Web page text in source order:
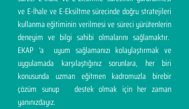
ve E-İhale ve E-Eksiltme sürecinde doğru stratejileri
kullanma eğitiminin verilmesi ve süreci yürütenlerin
deneyim ve bilgi sahibi olmalarını sağlamaktır.
EKAP 'a uyum sağlamanızı kolaylaştırmak ve
uygulamada karşılaştığınız sorunlara, her biri
konusunda uzman eğitmen kadromuzla birebir
çözüm sunup destek olmak için her zaman
yanınızdayız.